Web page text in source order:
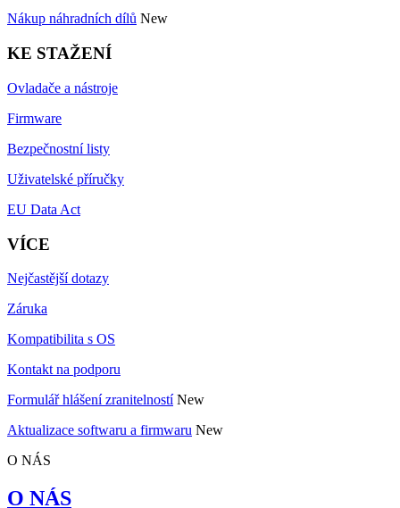
Nákup náhradních dílů New
KE STAŽENÍ
Ovladače a nástroje
Firmware
Bezpečnostní listy
Uživatelské příručky
EU Data Act
VÍCE
Nejčastější dotazy
Záruka
Kompatibilita s OS
Kontakt na podporu
Formulář hlášení zranitelností New
Aktualizace softwaru a firmwaru New
O NÁS
O NÁS